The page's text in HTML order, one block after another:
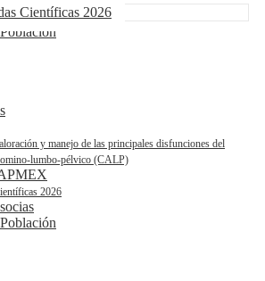
Científicas 2026
y manejo de las principales disfunciones del
lumbo-pélvico (CALP)
2026